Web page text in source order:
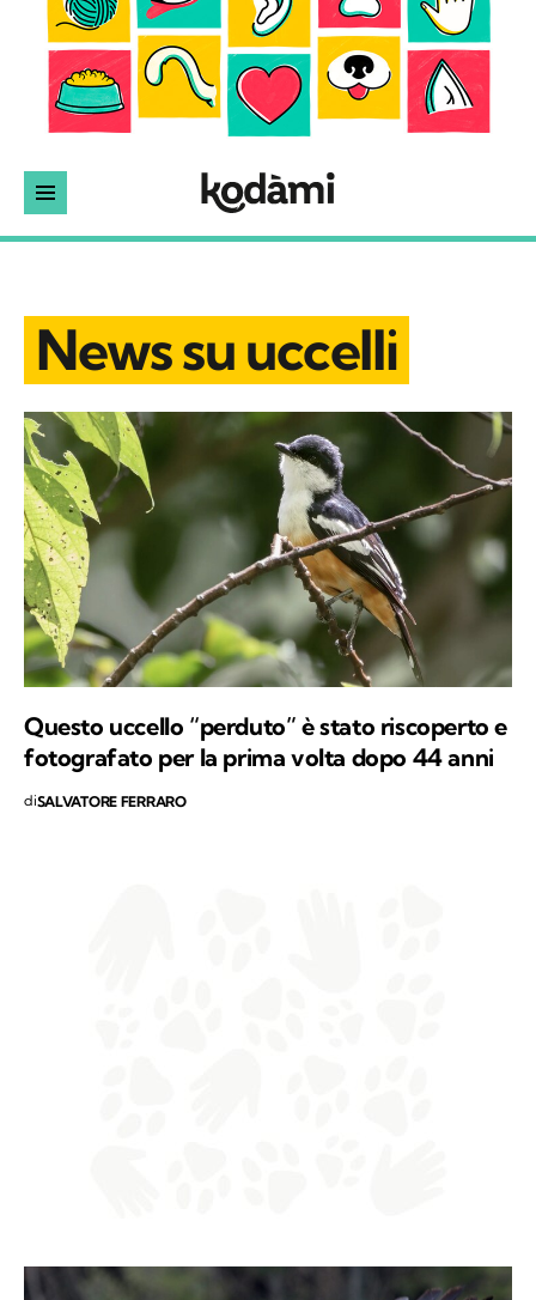
News su uccelli
Questo uccello “perduto” è stato riscoperto e
fotografato per la prima volta dopo 44 anni
diSALVATORE FERRARO